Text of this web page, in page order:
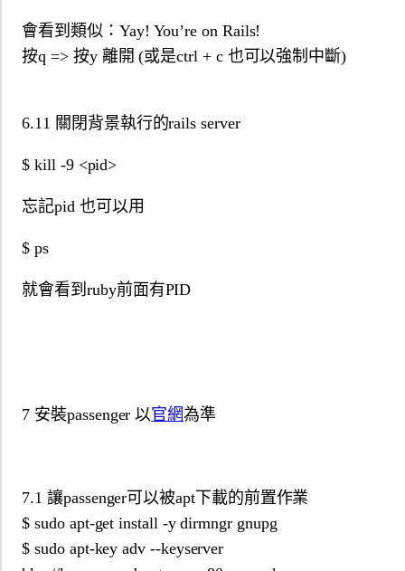
會看到類似：Yay! You’re on Rails!
按q => 按y 離開 (或是ctrl + c 也可以強制中斷)
6.11 關閉背景執行的rails server
$ kill -9 <pid>
忘記pid 也可以用
$ ps
就會看到ruby前面有PID
7 安裝passenger 以官網為準
7.1 讓passenger可以被apt下載的前置作業
$ sudo apt-get install -y dirmngr gnupg
$ sudo apt-key adv --keyserver